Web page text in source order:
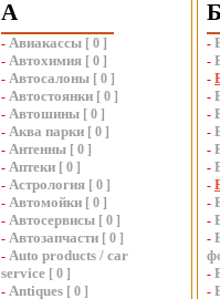
А
- Авиакассы [ 0 ]
- Автохимия [ 0 ]
- Автосалоны [ 0 ]
- Автостоянки [ 0 ]
- Автошины [ 0 ]
- Аква парки [ 0 ]
- Антенны [ 0 ]
- Аптеки [ 0 ]
- Астрология [ 0 ]
- Автомойки [ 0 ]
- Автосервисы [ 0 ]
- Автозапчасти [ 0 ]
- Auto products / car
service [ 0 ]
- Antiques [ 0 ]
-
-
-
-
-
-
-
-
-
-
-
-
-
-